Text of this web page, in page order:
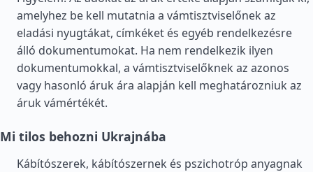
amelyhez be kell mutatnia a vámtisztviselőnek az
eladási nyugtákat, címkéket és egyéb rendelkezésre
álló dokumentumokat. Ha nem rendelkezik ilyen
dokumentumokkal, a vámtisztviselőknek az azonos
vagy hasonló áruk ára alapján kell meghatározniuk az
áruk vámértékét.
Mi tilos behozni Ukrajnába
Kábítószerek, kábítószernek és pszichotróp anyagnak